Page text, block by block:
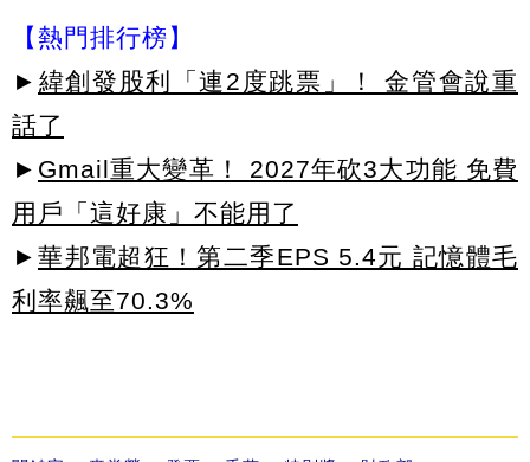
【熱門排行榜】
► 緯創發股利「連2度跳票」！ 金管會說重
話了
► Gmail重大變革！ 2027年砍3大功能 免費
用戶「這好康」不能用了
► 華邦電超狂！第二季EPS 5.4元 記憶體毛
利率飆至70.3%